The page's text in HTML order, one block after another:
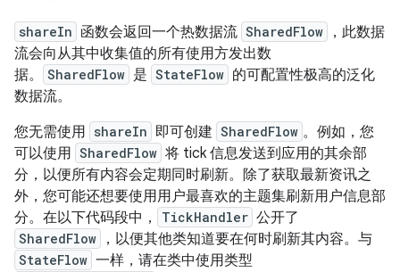
shareIn 函数会返回一个热数据流 SharedFlow
，此数据
流会向从其中收集值的所有使用方发出数
据。
SharedFlow 是 StateFlow 的可配置性极高的泛化
数据流。
您无需使用 shareIn 即可创建 SharedFlow 。例如，您
可以使用 SharedFlow 将 tick 信息发送到应用的其余部
分，以便所有内容会定期同时刷新。除了获取最新资讯之
外，您可能还想要使用用户最喜欢的主题集刷新用户信息部
分。在以下代码段中，
TickHandler 公开了
SharedFlow ，以便其他类知道要在何时刷新其内容。与
StateFlow 一样，请在类中使用类型